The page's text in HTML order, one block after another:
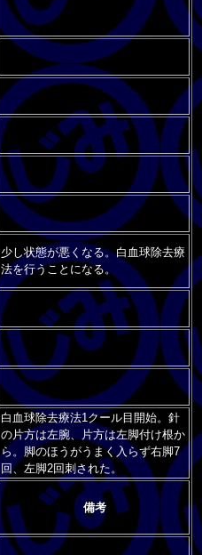
少し状態が悪くなる。白血球除去療
法を行うことになる。
白血球除去療法1クール目開始。針
の片方は左腕、片方は左脚付け根か
ら。脚のほうがうまく入らず右脚7
回、左脚2回刺された。
備考